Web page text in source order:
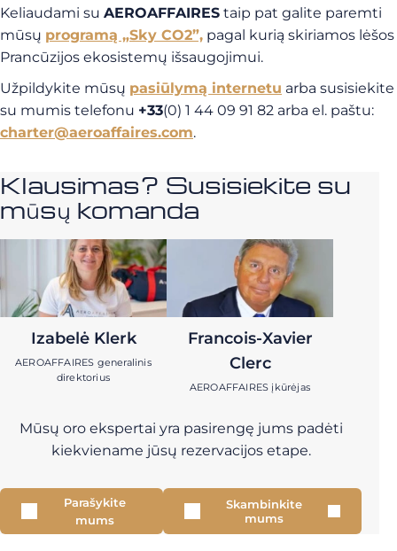
Keliaudami su AEROAFFAIRES taip pat galite paremti
mūsų programą „Sky CO2”, pagal kurią skiriamos lėšos
Prancūzijos ekosistemų išsaugojimui.
Užpildykite mūsų pasiūlymą internetu arba susisiekite
su mumis telefonu +33(0) 1 44 09 91 82 arba el. paštu:
charter@aeroaffaires.com.
Klausimas? Susisiekite su
mūsų komanda
Izabelė Klerk
AEROAFFAIRES generalinis
direktorius
Francois-Xavier
Clerc
AEROAFFAIRES įkūrėjas
Mūsų oro ekspertai yra pasirengę jums padėti
kiekviename jūsų rezervacijos etape.
Parašykite
mums
Skambinkite
mums